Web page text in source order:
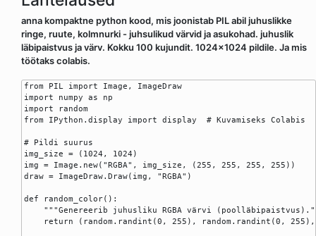
anna kompaktne python kood, mis joonistab PIL abil juhuslikke
ringe, ruute, kolmnurki - juhsulikud värvid ja asukohad. juhuslik
läbipaistvus ja värv. Kokku 100 kujundit. 1024x1024 pildile. Ja mis
töötaks colabis.
from PIL import Image, ImageDraw
import numpy as np
import random
from IPython.display import display  # Kuvamiseks Colabis
# Pildi suurus
img_size = (1024, 1024)
img = Image.new("RGBA", img_size, (255, 255, 255, 255))
draw = ImageDraw.Draw(img, "RGBA")
def random_color():
"""Genereerib juhusliku RGBA värvi
return (random.randint(0, 255), random.randint(0,